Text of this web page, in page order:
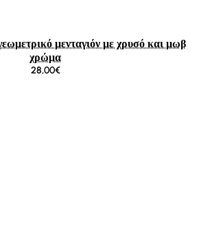
μενταγιόν με χρυσό και μωβ
χρώμα
28,00€